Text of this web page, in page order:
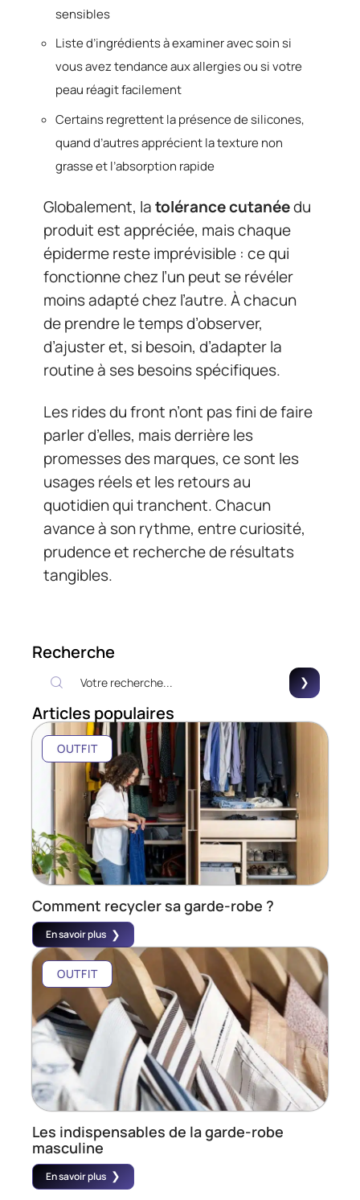
sensibles
Liste d’ingrédients à examiner avec soin si
vous avez tendance aux allergies ou si votre
peau réagit facilement
Certains regrettent la présence de silicones,
quand d’autres apprécient la texture non
grasse et l’absorption rapide
Globalement, latolérance cutanéedu
produit est appréciée, mais chaque
épiderme reste imprévisible : ce qui
fonctionne chez l’un peut se révéler
moins adapté chez l’autre. À chacun
de prendre le temps d’observer,
d’ajuster et, si besoin, d’adapter la
routine à ses besoins spécifiques.
Les rides du front n’ont pas fini de faire
parler d’elles, mais derrière les
promesses des marques, ce sont les
usages réels et les retours au
quotidien qui tranchent. Chacun
avance à son rythme, entre curiosité,
prudence et recherche de résultats
tangibles.
Recherche
Articles populaires
OUTFIT
Comment recycler sa garde-robe ?
En savoir plus
OUTFIT
Les indispensables de la garde-robe
masculine
En savoir plus